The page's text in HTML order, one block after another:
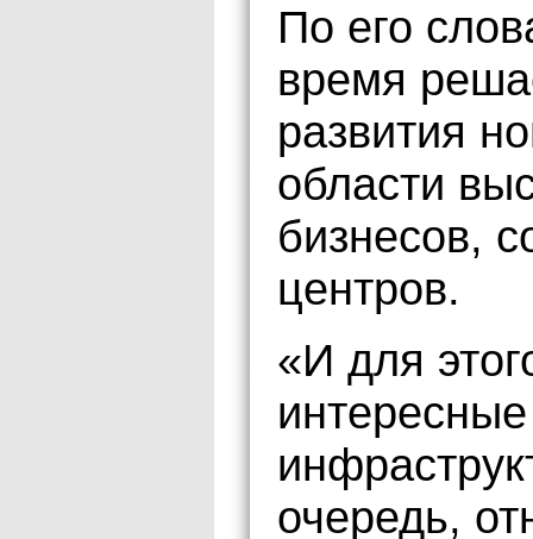
По его
время
развития
области
бизнесов,
центров.
«И для
очередь,